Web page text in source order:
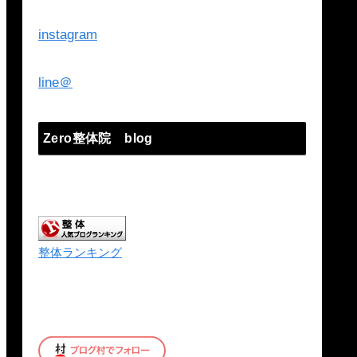
instagram
line＠
Zero整体院 blog
整体ランキング